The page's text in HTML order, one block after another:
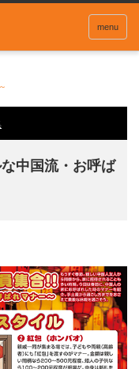
menu
中国流・お呼ば